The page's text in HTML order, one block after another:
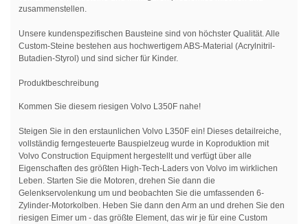
zusammenstellen.
Unsere kundenspezifischen Bausteine sind von höchster Qualität. Alle
Custom-Steine bestehen aus hochwertigem ABS-Material (Acrylnitril-
Butadien-Styrol) und sind sicher für Kinder.
Produktbeschreibung
Kommen Sie diesem riesigen Volvo L350F nahe!
Steigen Sie in den erstaunlichen Volvo L350F ein! Dieses detailreiche,
vollständig ferngesteuerte Bauspielzeug wurde in Koproduktion mit
Volvo Construction Equipment hergestellt und verfügt über alle
Eigenschaften des größten High-Tech-Laders von Volvo im wirklichen
Leben. Starten Sie die Motoren, drehen Sie dann die
Gelenkservolenkung um und beobachten Sie die umfassenden 6-
Zylinder-Motorkolben. Heben Sie dann den Arm an und drehen Sie den
riesigen Eimer um - das größte Element, das wir je für eine Custom